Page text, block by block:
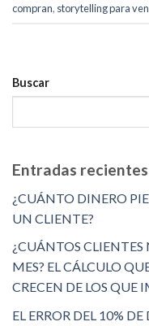
compran, storytelling para
Buscar
Entradas recientes
¿CUÁNTO DINERO
UN CLIENTE?
¿CUÁNTOS CLIENTES
MES? EL CÁLCULO
CRECEN DE LOS QUE
EL ERROR DEL 10%